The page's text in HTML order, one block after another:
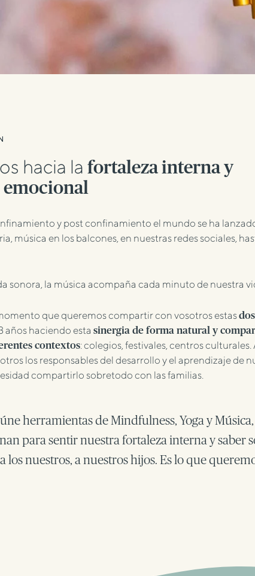
hacia la fortaleza interna y
y post confinamiento el mundo se ha
música en los balcones, en nuestras redes sociales,
sonora, la música acompaña cada minuto de nuestra
que queremos compartir con vosotros estas
años haciendo esta sinergia de forma natural y
contextos: colegios, festivales, centros
los responsables del desarrollo y el aprendizaje de
compartirlo sobretodo con las familias.
herramientas de Mindfulness, Yoga y
para sentir nuestra fortaleza interna y saber
los nuestros, a nuestros hijos. Es lo que